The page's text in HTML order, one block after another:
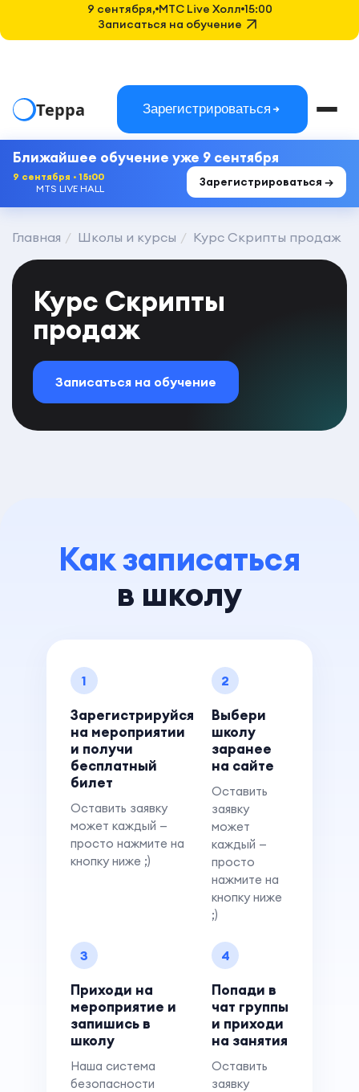
Терра Зарегистрироваться
Ближайшее обучение уже 9 сентября
9 сентября · 15:00
MTS LIVE HALL
Зарегистрироваться →
Главная Школы и курсы Курс Скрипты продаж
Курс Скрипты
продаж
Записаться на обучение
Как записаться
в школу
1
Зарегистрируйся
на мероприятии
и получи
бесплатный
билет
Оставить заявку
может каждый —
просто нажмите на
кнопку ниже ;)
2
Выбери
школу
заранее
на сайте
Оставить
заявку
может
каждый —
просто
нажмите на
кнопку ниже
;)
3
Приходи на
мероприятие и
запишись в
школу
Наша система
безопасности
4
Попади в
чат группы
и приходи
на занятия
Оставить
заявку
9 сентября, MTC Live Холл 15:00
Записаться на обучение